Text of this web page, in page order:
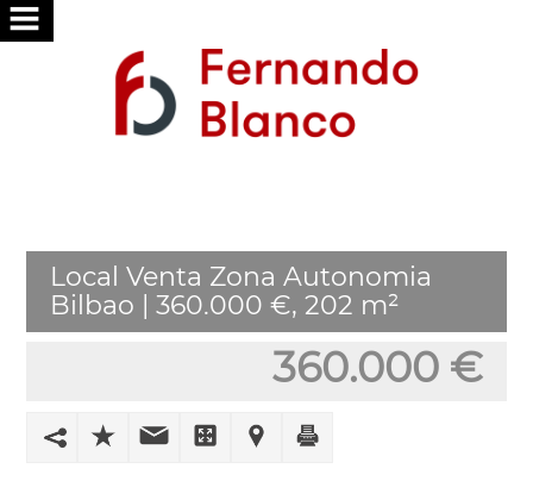
NOSOTROS
BUSCAMOS
POR
VIVIENDA
Local Venta Zona Autonomia
Bilbao | 360.000 €, 202 m²
360.000 €